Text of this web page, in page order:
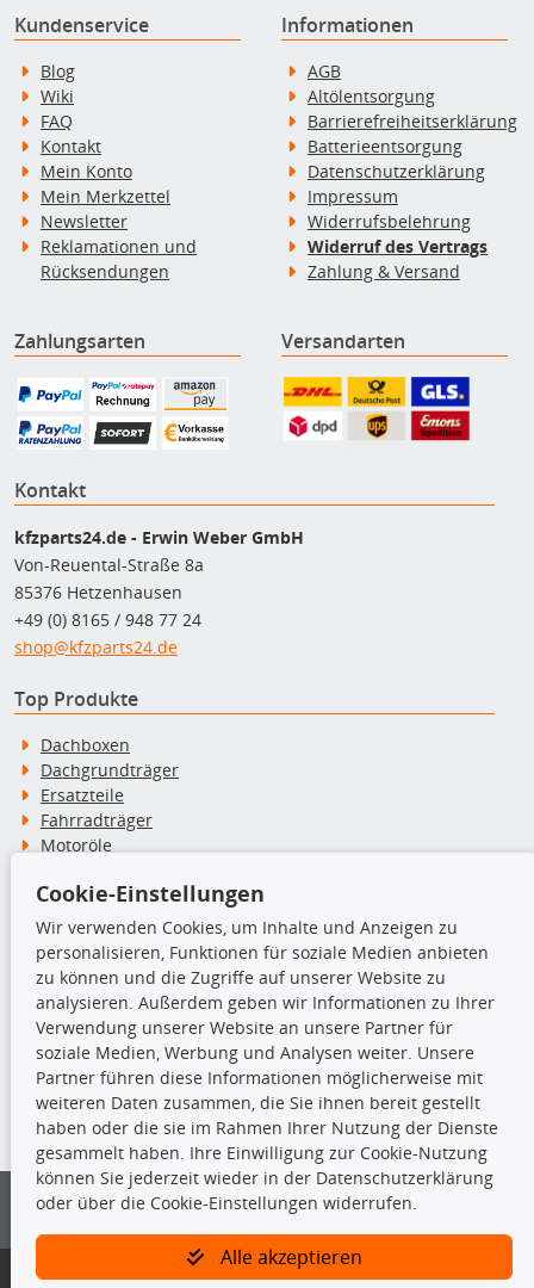
Kundenservice
Blog
Wiki
FAQ
Kontakt
Mein Konto
Mein Merkzettel
Newsletter
Reklamationen und
Rücksendungen
Informationen
AGB
Altölentsorgung
Barrierefreiheitserklärung
Batterieentsorgung
Datenschutzerklärung
Impressum
Widerrufsbelehrung
Widerruf des Vertrags
Zahlung & Versand
Zahlungsarten Versandarten
Kontakt
kfzparts24.de - Erwin Weber GmbH
Von-Reuental-Straße 8a
85376 Hetzenhausen
+49 (0) 8165 / 948 77 24
shop@kfzparts24.de
Top Produkte
Dachboxen
Dachgrundträger
Ersatzteile
Fahrradträger
Motoröle
Schneeketten
TecDoc Inside
Die hier angezeigten Daten insbesondere die gesamte Datenbank dürfen
nicht kopiert werden.
Es ist zu unterlassen, die Daten oder die gesamte Datenbank ohne
vorherige Zustimmung von TecDoc zu vervielfältigen, zu verbreiten
und/oder diese Handlungen durch Dritte ausführen zu lassen. Ein
Bitte prüfen Sie, ob das über unseren Onlineshop identifizierte Ersatzteil
Cookie-Einstellungen
Wir verwenden Cookies, um Inhalte und Anzeigen zu
personalisieren, Funktionen für soziale Medien anbieten
zu können und die Zugriffe auf unserer Website zu
analysieren. Außerdem geben wir Informationen zu Ihrer
Verwendung unserer Website an unsere Partner für
soziale Medien, Werbung und Analysen weiter. Unsere
Partner führen diese Informationen möglicherweise mit
weiteren Daten zusammen, die Sie ihnen bereit gestellt
haben oder die sie im Rahmen Ihrer Nutzung der Dienste
gesammelt haben. Ihre Einwilligung zur Cookie-Nutzung
können Sie jederzeit wieder in der Datenschutzerklärung
oder über die Cookie-Einstellungen widerrufen.
Alle akzeptieren